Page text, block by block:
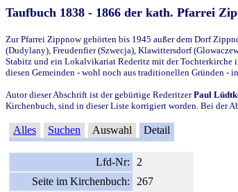
Taufbuch 1838 - 1866 der kath. Pfarrei
Zur Pfarrei Zippnow gehörten bis 1945 außer dem Dorf
(Dudylany), Freudenfier (Szwecja), Klawittersdorf
Stabitz und ein Lokalvikariat Rederitz mit der Tochterkirche
diesen Gemeinden - wohl noch aus traditionellen Gründen -
Autor dieser Abschrift ist der gebürtige RederitzerPaul
Kirchenbuch, sind in dieser Liste korrigiert worden. Bei der
Alles Suchen Auswahl Detail
Lfd-Nr:
2
Seite im Kirchenbuch:
267